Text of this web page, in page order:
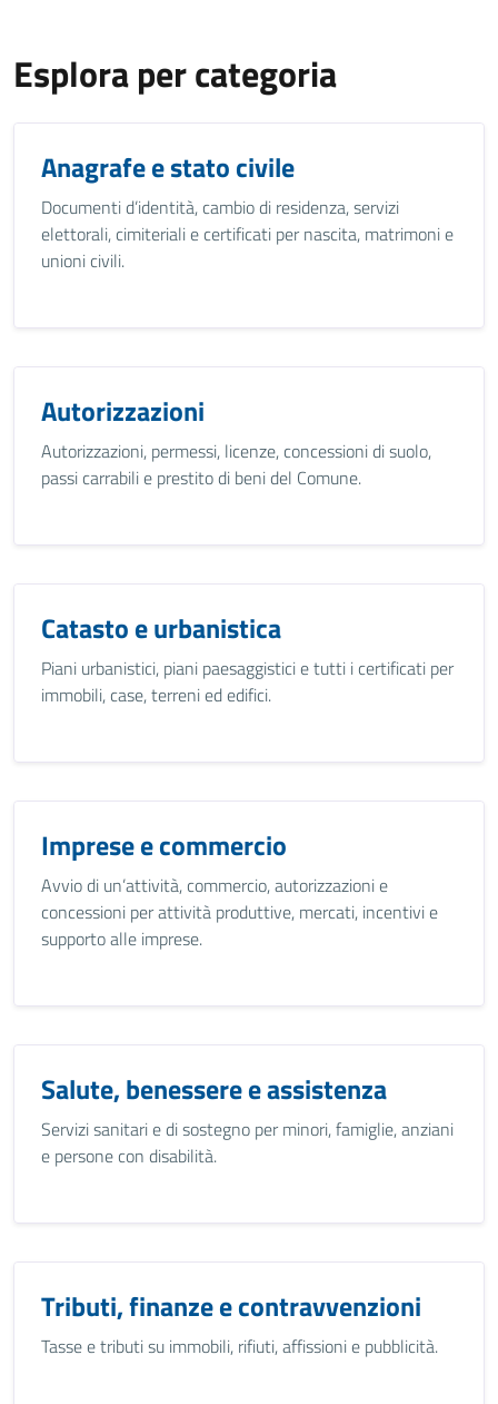
Esplora per categoria
Anagrafe e stato civile
Documenti d’identità, cambio di residenza, servizi
elettorali, cimiteriali e certificati per nascita, matrimoni e
unioni civili.
Autorizzazioni
Autorizzazioni, permessi, licenze, concessioni di suolo,
passi carrabili e prestito di beni del Comune.
Catasto e urbanistica
Piani urbanistici, piani paesaggistici e tutti i certificati per
immobili, case, terreni ed edifici.
Imprese e commercio
Avvio di un’attività, commercio, autorizzazioni e
concessioni per attività produttive, mercati, incentivi e
supporto alle imprese.
Salute, benessere e assistenza
Servizi sanitari e di sostegno per minori, famiglie, anziani
e persone con disabilità.
Tributi, finanze e contravvenzioni
Tasse e tributi su immobili, rifiuti, affissioni e pubblicità.